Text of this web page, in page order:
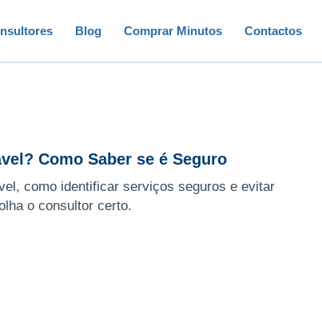
Blog Comprar Minutos Contactos
Como Saber se é Seguro
como identificar serviços seguros e evitar
o consultor certo.